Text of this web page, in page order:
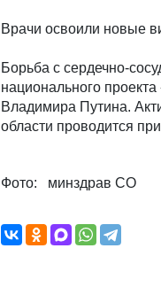
Врачи освоили новые
Борьба с сердечно-
национального
Владимира Путина.
области проводится
Фото: минздрав СО